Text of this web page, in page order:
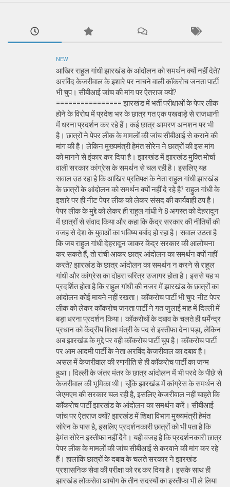
NEW
आखिर राहुल गांधी झारखंड के आंदोलन को समर्थन क्यों नहीं देते?
अरविंद केजरीवाल के इशारे पर नाचने वाली कॉकरोच जनता पार्टी
भी चुप। सीबीआई जांच की मांग पर ऐतराज क्यों?
================ झारखंड में भर्ती परीक्षाओं के पेपर लीक
होने के विरोध में प्रदेश भर के छात्र गत एक पखवाड़े से राजधानी
में धरना प्रदर्शन कर रहे हैं। कई छात्र आमरण अनशन पर भी
है। छात्रों ने पेपर लीक के मामलों की जांच सीबीआई से कराने की
मांग की है। लेकिन मुख्यमंत्री हेमंत सोरेन ने छात्रों की इस मांग
को मानने से इंकार कर दिया है। झारखंड में झारखंड मुक्ति मोर्चा
वाली सरकार कांग्रेस के समर्थन से चल रही है। इसलिए यह
सवाल उठ रहा है कि आखिर प्रतिपक्ष के नेता राहुल गांधी झारखंड
के छात्रों के आंदोलन को समर्थन क्यों नहीं दे रहे है? राहुल गांधी के
इशारे पर ही नीट पेपर लीक को लेकर संसद की कार्यवाही ठप है।
पेपर लीक के मुद्दे को लेकर ही राहुल गांधी ने 8 अगस्त को देहरादून
में छात्रों से संवाद किया और कहा कि केंद्र सरकार की नीतियों की
वजह से देश के युवाओं का भविष्य बर्बाद हो रहा है। सवाल उठता है
कि जब राहुल गांधी देहरादून जाकर केंद्र सरकार की आलोचना
कर सकते हैं, तो रांची आकर छात्र आंदोलन का समर्थन क्यों नहीं
करते? झारखंड के छात्र आंदोलन का समर्थन न करने से राहुल
गांधी और कांग्रेस का दोहरा चरित्र उजागर होता है। इससे यह भ
प्रदर्शित होता है कि राहुल गांधी की नजर में झारखंड के छात्रों का
आंदोलन कोई मायने नहीं रखता। कॉकरोच पार्टी भी चुप: नीट पेपर
लीक को लेकर कॉकरोच जनता पार्टी ने गत जुलाई माह में दिल्ली में
बड़ा धरना प्रदर्शन किया। कॉकरोचों के दबाव के चलते ही धर्मेन्द्र
प्रधान को केंद्रीय शिक्षा मंत्री के पद से इस्तीफा देना पड़ा, लेकिन
अब झारखंड के मुद्दे पर वही कॉकरोच पार्टी चुप है। कॉकरोच पार्टी
पर आम आदमी पार्टी के नेता अरविंद केजरीवाल का दबाव है।
असल में केजरीवाल की रणनीति से ही कॉकरोच पार्टी का जन्म
हुआ। दिल्ली के जंतर मंतर के छात्र आंदोलन में भी परदे के पीछे से
केजरीवाल की भूमिका थी। चूंकि झारखंड में कांग्रेस के समर्थन से
जेएमएम की सरकार चल रही है, इसलिए केजरीवाल नहीं चाहते कि
कॉकरोच पार्टी झारखंड के आंदोलन का समर्थन करें। सीबीआई
जांच पर ऐतराज क्यों? झारखंड में शिक्षा विभाग मुख्यमंत्री हेमंत
सोरेन के पास है, इसलिए प्रदर्शनकारी छात्रों को भी पता है कि
हेमंत सोरेन इस्तीफा नहीं देेंगे। यही वजह है कि प्रदर्शनकारी छात्र
पेपर लीक के मामलों की जांच सीबीआई से करवाने की मांग कर रहे
हैं। हालांकि छात्रों के दबाव के चलते सरकार ने झारखंड
प्रशासनिक सेवा की परीक्षा को रद्द कर दिया है। इसके साथ ही
झारखंड लोकसेवा आयोग के तीन सदस्यों का इस्तीफा भी ले लिया